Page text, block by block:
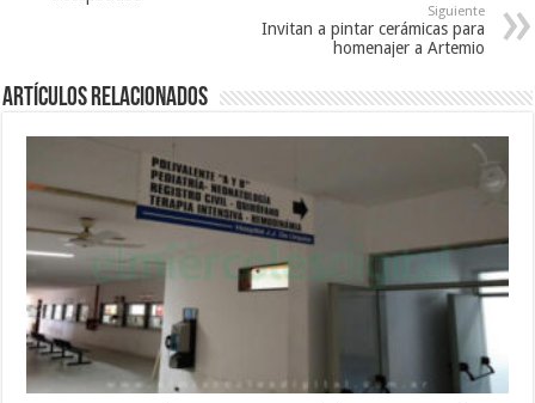
Siguiente
Invitan a pintar cerámicas para
homenajer a Artemio
Artículos Relacionados